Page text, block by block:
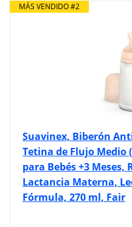
MÁS VENDIDO #2
Suavinex, Biberón
Tetina de Flujo Medio
para Bebés +3 Meses,
Lactancia Materna,
Fórmula, 270 ml, Fair